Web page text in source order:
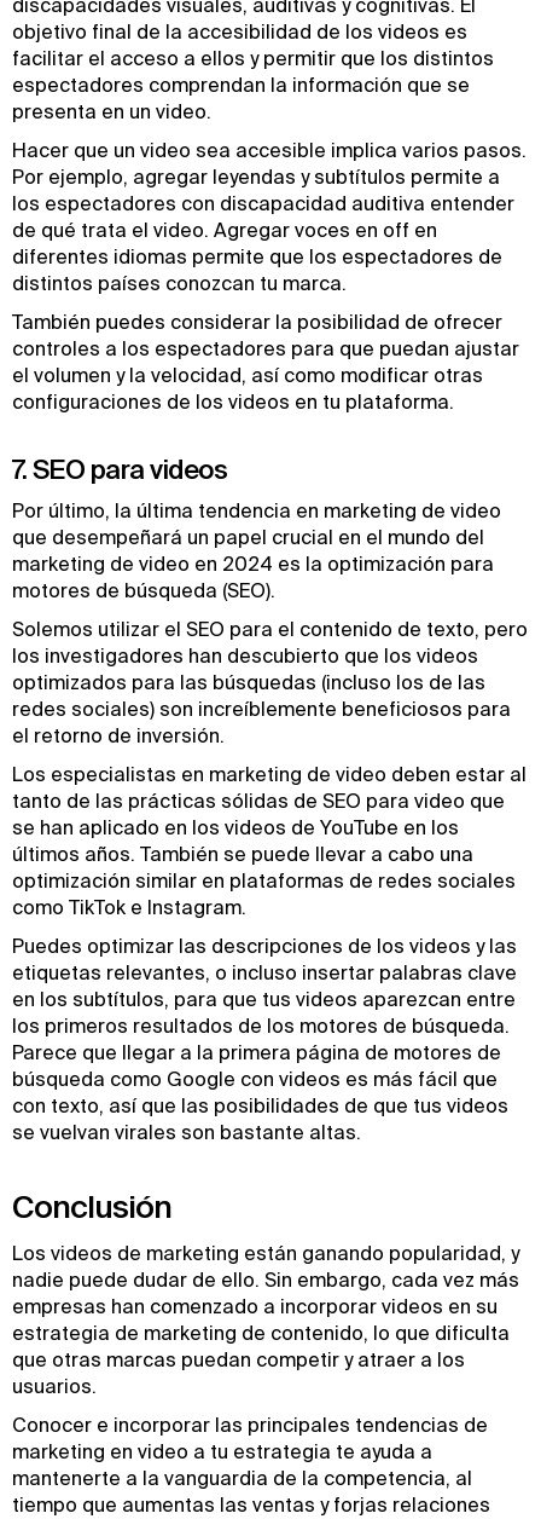
discapacidades visuales, auditivas y cognitivas. El
objetivo final de la accesibilidad de los videos es
facilitar el acceso a ellos y permitir que los distintos
espectadores comprendan la información que se
presenta en un video.
Hacer que un video sea accesible implica varios pasos.
Por ejemplo, agregar leyendas y subtítulos permite a
los espectadores con discapacidad auditiva entender
de qué trata el video. Agregar voces en off en
diferentes idiomas permite que los espectadores de
distintos países conozcan tu marca.
También puedes considerar la posibilidad de ofrecer
controles a los espectadores para que puedan ajustar
el volumen y la velocidad, así como modificar otras
configuraciones de los videos en tu plataforma.
7. SEO para videos
Por último, la última tendencia en marketing de video
que desempeñará un papel crucial en el mundo del
marketing de video en 2024 es la optimización para
motores de búsqueda (SEO).
Solemos utilizar el SEO para el contenido de texto, pero
los investigadores han descubierto que los videos
optimizados para las búsquedas (incluso los de las
redes sociales) son increíblemente beneficiosos para
el retorno de inversión.
Los especialistas en marketing de video deben estar al
tanto de las prácticas sólidas de SEO para video que
se han aplicado en los videos de YouTube en los
últimos años. También se puede llevar a cabo una
optimización similar en plataformas de redes sociales
como TikTok e Instagram.
Puedes optimizar las descripciones de los videos y las
etiquetas relevantes, o incluso insertar palabras clave
en los subtítulos, para que tus videos aparezcan entre
los primeros resultados de los motores de búsqueda.
Parece que llegar a la primera página de motores de
búsqueda como Google con videos es más fácil que
con texto, así que las posibilidades de que tus videos
se vuelvan virales son bastante altas.
Conclusión
Los videos de marketing están ganando popularidad, y
nadie puede dudar de ello. Sin embargo, cada vez más
empresas han comenzado a incorporar videos en su
estrategia de marketing de contenido, lo que dificulta
que otras marcas puedan competir y atraer a los
usuarios.
Conocer e incorporar las principales tendencias de
marketing en video a tu estrategia te ayuda a
mantenerte a la vanguardia de la competencia, al
tiempo que aumentas las ventas y forjas relaciones